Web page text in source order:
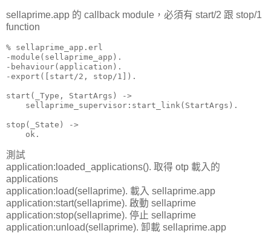
sellaprime.app 的 callback module，必須有 start/2 跟 stop/1
function
% sellaprime_app.erl
-module(sellaprime_app).
-behaviour(application).
-export([start/2, stop/1]).
start(_Type, StartArgs) ->
    sellaprime_supervisor:start_link(StartArgs).
stop(_State) ->
    ok.
測試
application:loaded_applications(). 取得 otp 載入的
applications
application:load(sellaprime). 載入 sellaprime.app
application:start(sellaprime). 啟動 sellaprime
application:stop(sellaprime). 停止 sellaprime
application:unload(sellaprime). 卸載 sellaprime.app